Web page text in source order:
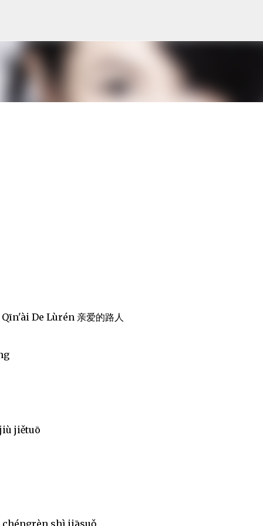
De Lùrén 亲爱的路人
jiětuō
chéngrèn shì jiāsuǒ